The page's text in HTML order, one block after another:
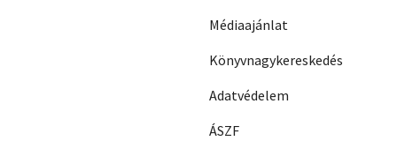
Médiaajánlat
Könyvnagykereskedés
Adatvédelem
ÁSZF